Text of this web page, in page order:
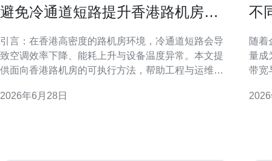
避免冷通道短路提升香港路机房通
引言：在香港高密度的路机房环境，冷通道短路会导
致空调效率下降、能耗上升与设备温度异常。本文提
供面向香港路机房的可执行方法，帮助工程与运维团
散热与节能表现。 理解冷通道短路及其对香港路机房
2026年6月28日
不
随着
量成
带宽
资源